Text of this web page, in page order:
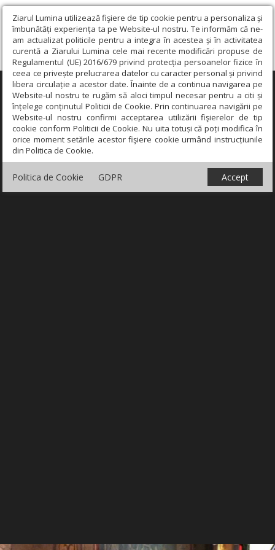
Ziarul Lumina utilizează fişiere de tip cookie pentru a personaliza și
îmbunătăți experiența ta pe Website-ul nostru. Te informăm că ne-
am actualizat politicile pentru a integra în acestea și în activitatea
curentă a Ziarului Lumina cele mai recente modificări propuse de
Regulamentul (UE) 2016/679 privind protecția persoanelor fizice în
ceea ce privește prelucrarea datelor cu caracter personal și privind
libera circulație a acestor date. Înainte de a continua navigarea pe
Website-ul nostru te rugăm să aloci timpul necesar pentru a citi și
înțelege conținutul Politicii de Cookie. Prin continuarea navigării pe
Website-ul nostru confirmi acceptarea utilizării fişierelor de tip
cookie conform Politicii de Cookie. Nu uita totuși că poți modifica în
orice moment setările acestor fişiere cookie urmând instrucțiunile
din Politica de Cookie.
Politica de Cookie GDPR Accept
×